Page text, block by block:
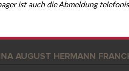
ist auch die Abmeldung
AUGUST HERMANN